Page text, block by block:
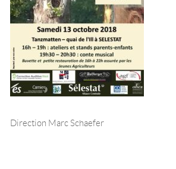
Direction Marc Schaefer